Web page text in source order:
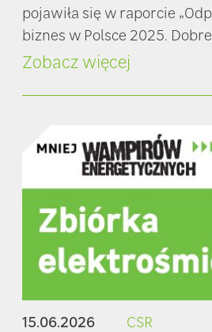
pojawiła się w raporcie
biznes w Polsce 2025.
Zobacz więcej
15.06.2026 CSR